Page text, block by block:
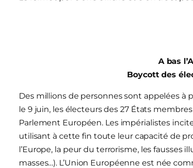
A bas
Boycott des
Des millions de personnes sont appelées à
le 9 juin, les électeurs des 27 États
Parlement Européen. Les impérialistes
utilisant à cette fin toute leur capacité de
l’Europe, la peur du terrorisme, les fausses
masses…). L’Union Européenne est née